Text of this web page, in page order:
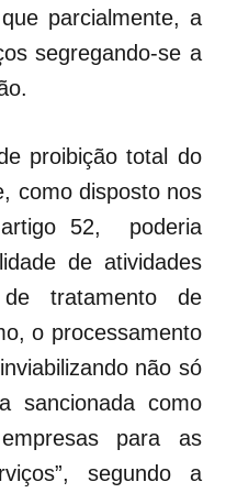
parcialmente, a
segregando-se a
proibição total do
como disposto nos
52, poderia
de atividades
de tratamento de
o processamento
não só
sancionada como
para as
segundo a